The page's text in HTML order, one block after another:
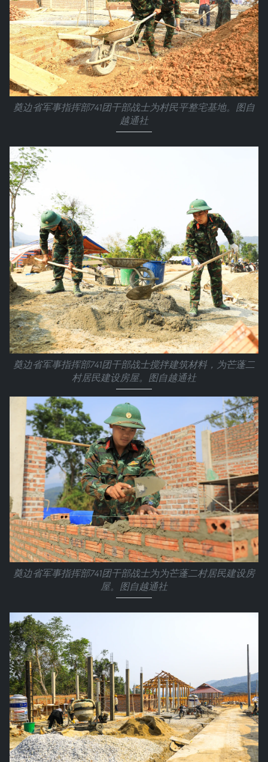
奠边省军事指挥部741团干部战士为村民平整宅基地。图自
越通社
奠边省军事指挥部741团干部战士搅拌建筑材料，为芒蓬二
村居民建设房屋。图自越通社
奠边省军事指挥部741团干部战士为为芒蓬二村居民建设房
屋。图自越通社